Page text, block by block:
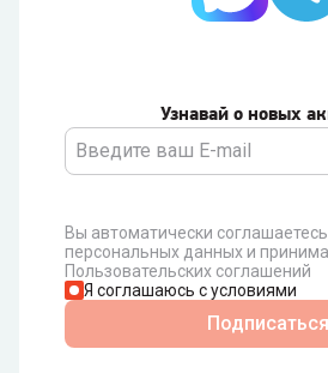
Узнавай о новых
Вы автоматически
персональных данных и
Пользовательских соглашений
Я соглашаюсь с условиями
Подписаться